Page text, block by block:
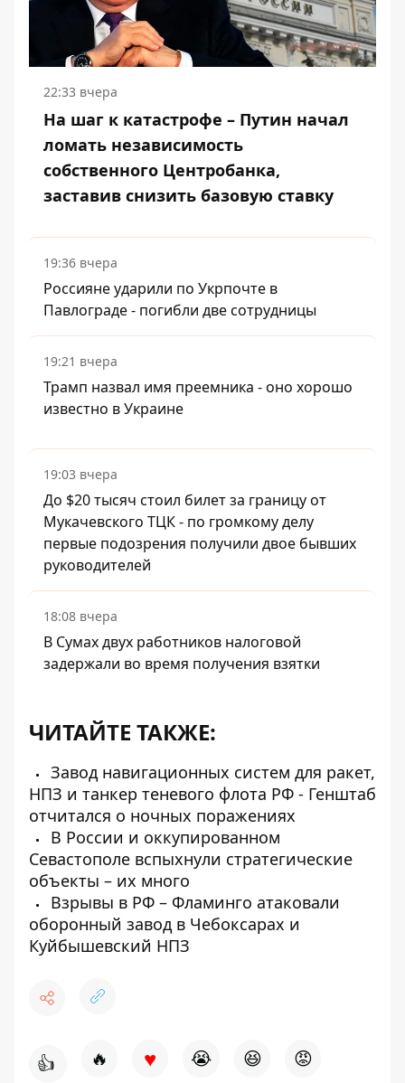
22:33 вчера
На шаг к катастрофе – Путин начал
ломать независимость
собственного Центробанка,
заставив снизить базовую ставку
19:36 вчера
Россияне ударили по Укрпочте в
Павлограде - погибли две сотрудницы
19:21 вчера
Трамп назвал имя преемника - оно хорошо
известно в Украине
19:03 вчера
До $20 тысяч стоил билет за границу от
Мукачевского ТЦК - по громкому делу
первые подозрения получили двое бывших
руководителей
18:08 вчера
В Сумах двух работников налоговой
задержали во время получения взятки
ЧИТАЙТЕ ТАКЖЕ:
Завод навигационных систем для ракет,
НПЗ и танкер теневого флота РФ - Генштаб
отчитался о ночных поражениях
В России и оккупированном
Севастополе вспыхнули стратегические
объекты – их много
Взрывы в РФ – Фламинго атаковали
оборонный завод в Чебоксарах и
Куйбышевский НПЗ
👍 🔥 ♥ 😭 😆 😡